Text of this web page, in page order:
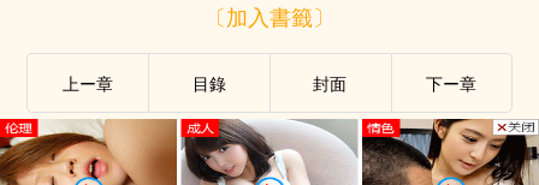
〔加入書籤〕
上ー章 目錄 封面 下ー章